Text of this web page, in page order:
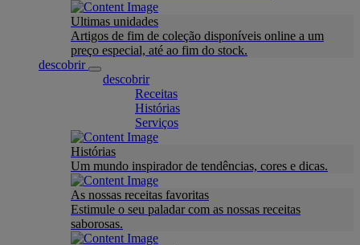
Ultimas unidades
Artigos de fim de coleção disponíveis online a um
preço especial, até ao fim do stock.
descobrir
descobrir
Receitas
Histórias
Serviços
Histórias
Um mundo inspirador de tendências, cores e dicas.
As nossas receitas favoritas
Estimule o seu paladar com as nossas receitas
saborosas.